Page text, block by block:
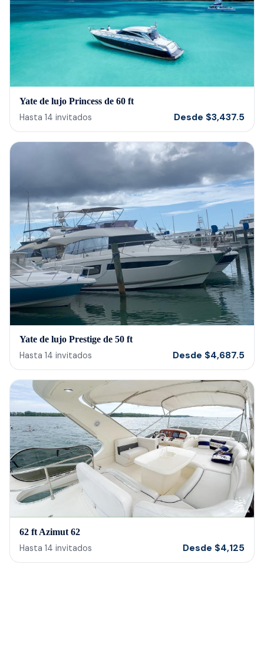
Yate de lujo Princess de 60 ft
Hasta 14 invitados Desde $3,437.5
Yate de lujo Prestige de 50 ft
Hasta 14 invitados Desde $4,687.5
62 ft Azimut 62
Hasta 14 invitados Desde $4,125